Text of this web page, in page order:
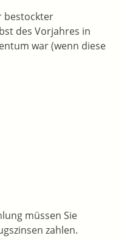
bestockter
des Vorjahres in
war(wenn diese
müssen Sie
zahlen.